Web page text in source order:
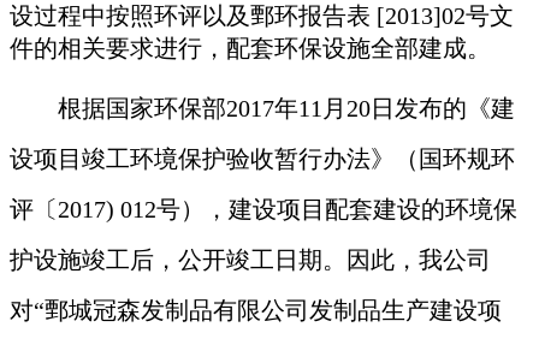
设过程中按照环评以及鄄环报告表 [2013]02号文
件的相关要求进行，配套环保设施全部建成。
根据国家环保部2017年11月20日发布的《建
设项目竣工环境保护验收暂行办法》（国环规环
评〔2017) 012号），建设项目配套建设的环境保
护设施竣工后，公开竣工日期。因此，我公司
对“鄄城冠森发制品有限公司发制品生产建设项